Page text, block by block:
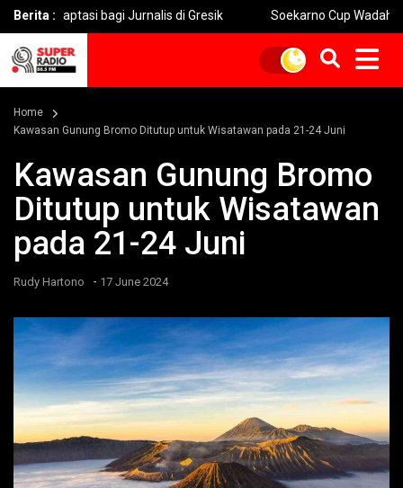
Berita :
bagi Jurnalis di Gresik Soekarno Cup Wadah PDI
Home
Kawasan Gunung Bromo Ditutup untuk Wisatawan pada 21-24 Juni
Kawasan Gunung Bromo
Ditutup untuk Wisatawan
pada 21-24 Juni
Rudy Hartono - 17 June 2024